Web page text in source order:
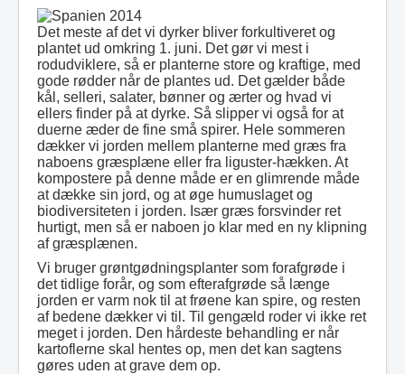
Det meste af det vi dyrker bliver forkultiveret og
plantet ud omkring 1. juni. Det gør vi mest i
rodudviklere, så er planterne store og kraftige, med
gode rødder når de plantes ud. Det gælder både
kål, selleri, salater, bønner og ærter og hvad vi
ellers finder på at dyrke. Så slipper vi også for at
duerne æder de fine små spirer. Hele sommeren
dækker vi jorden mellem planterne med græs fra
naboens græsplæne eller fra liguster-hækken. At
kompostere på denne måde er en glimrende måde
at dække sin jord, og at øge humuslaget og
biodiversiteten i jorden. Især græs forsvinder ret
hurtigt, men så er naboen jo klar med en ny klipning
af græsplænen.
Vi bruger grøntgødningsplanter som forafgrøde i
det tidlige forår, og som efterafgrøde så længe
jorden er varm nok til at frøene kan spire, og resten
af bedene dækker vi til. Til gengæld roder vi ikke ret
meget i jorden. Den hårdeste behandling er når
kartoflerne skal hentes op, men det kan sagtens
gøres uden at grave dem op.